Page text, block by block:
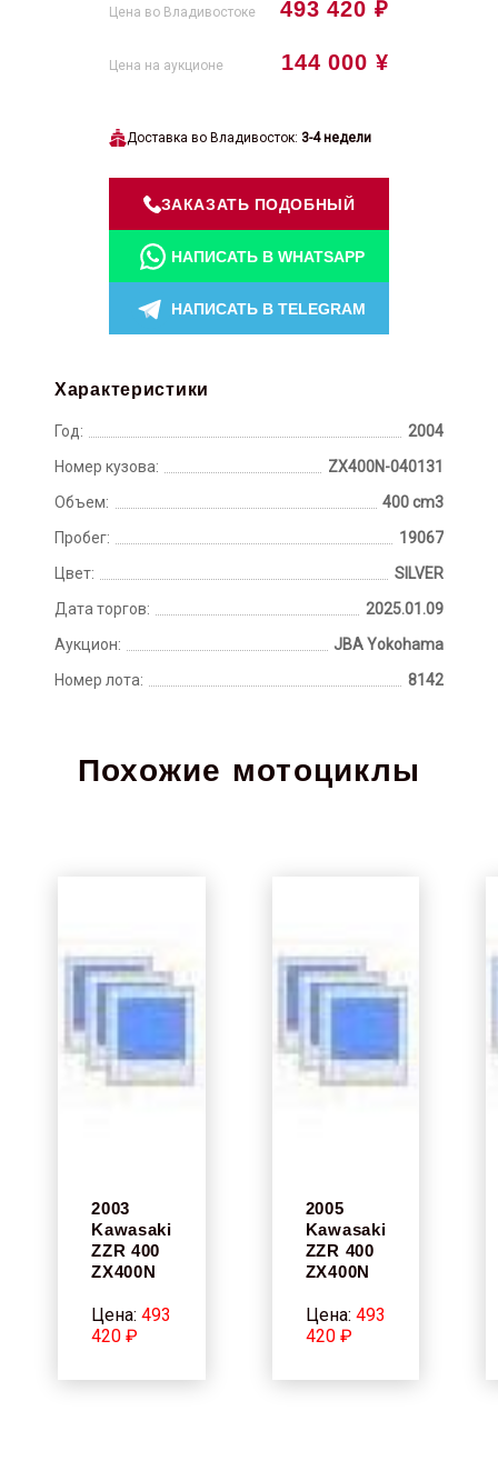
493 420 ₽
Цена во Владивостоке
144 000 ¥
Цена на аукционе
Доставка во Владивосток: 3-4 недели
ЗАКАЗАТЬ ПОДОБНЫЙ
НАПИСАТЬ В WHATSAPP
НАПИСАТЬ В TELEGRAM
Характеристики
Год:
2004
Номер кузова:
ZX400N-040131
Объем:
400 cm3
Пробег:
19067
Цвет:
SILVER
Дата торгов:
2025.01.09
Аукцион:
JBA Yokohama
Номер лота:
8142
Похожие мотоциклы
2003
Kawasaki
ZZR 400
ZX400N
Цена:493
420 ₽
2005
Kawasaki
ZZR 400
ZX400N
Цена: 493
420 ₽